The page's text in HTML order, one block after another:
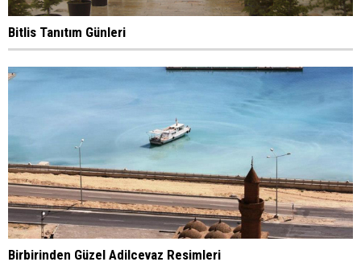
Bitlis Tanıtım Günleri
Birbirinden Güzel Adilcevaz Resimleri